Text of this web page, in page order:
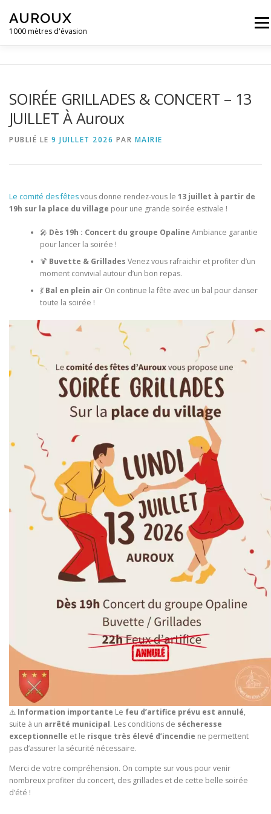
contenu
AUROUX
1000 mètres d'évasion
Menu
ACTUALITÉS ET ÉVÈNEMENTS
SOIRÉE GRILLADES & CONCERT – 13
JUILLET À Auroux
PUBLIÉ LE 9 JUILLET 2026 PAR MAIRIE
Le comité des fêtesvous donne rendez-vous le 13 juillet à partir de
19h sur la place du village pour une grande soirée estivale !
🎤 Dès 19h : Concert du groupe Opaline Ambiance garantie
pour lancer la soirée !
🍹 Buvette & Grillades Venez vous rafraichir et profiter d’un
moment convivial autour d’un bon repas.
💃 Bal en plein airOn continue la fête avec un bal pour danser
toute la soirée !
⚠️ Information importante Le feu d’artifice prévu est annulé,
suite à un arrêté municipal. Les conditions de sécheresse
exceptionnelle et le risque très élevé d’incendie ne permettent
pas d’assurer la sécurité nécessaire.
Merci de votre compréhension. On compte sur vous pour venir
nombreux profiter du concert, des grillades et de cette belle soirée
d’été !